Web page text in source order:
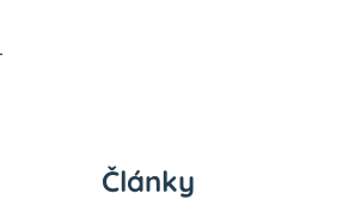
Články